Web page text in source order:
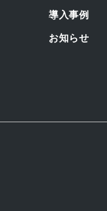
導入事例
お知らせ